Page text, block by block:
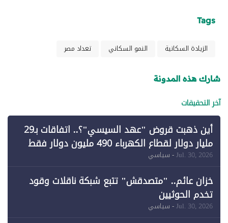
Tags
الزيادة السكانية النمو السكاني تعداد مصر
شارك هذه المدونة
آخر التحقيقات
أين ذهبت قروض "عهد السيسي"؟.. اتفاقات بـ29
مليار دولار لقطاع الكهرباء 490 مليون دولار فقط
لـ"الطاقة المتجددة" (1)
Jul. 30, 2026- سياسي
خزان عائم.. "متصدقش" تتبع شبكة ناقلات وقود
تخدم الحوثيين
Jul. 30, 2026- سياسي